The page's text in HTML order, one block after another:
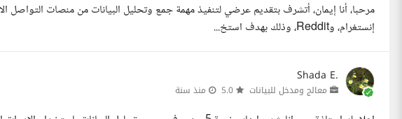
إنستغرام، وReddit، وذلك بهدف استخ...
Shada E.
معالج ومدخل للبيانات منذ سنة